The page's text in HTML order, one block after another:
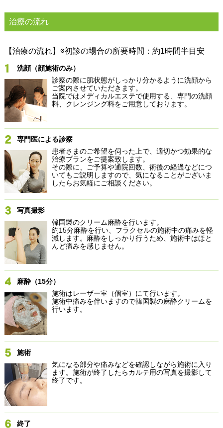
治療の流れ
【治療の流れ】※初診の場合の所要時間：約1時間半目安
洗顔（顔施術のみ）
診察の際に肌状態がしっかり分かるように洗顔から
ご案内させていただきます。
当院ではメディカルエステで使用する、専門の洗顔
料、クレンジング料をご用意しております。
専門医による診察
患者さまのご希望を伺った上で、適切かつ効果的な
治療プランをご提案致します。
その際に、ご予算や通院回数、術後の経過などにつ
いてもご説明しますので、気になることがございま
したらお気軽にご相談ください。
写真撮影
韓国製のクリーム麻酔を行います。
約15分麻酔を行い、フラクセルの施術中の痛みを軽
減します。麻酔をしっかり行うため、施術中はほと
んど痛みを感じません。
麻酔（15分）
施術はレーザー室（個室）にて行います。
施術中痛みを伴いますので韓国製の麻酔クリームを
行います。
施術
気になる部分や痛みなどを確認しながら施術に入り
ます。施術が終了したらカルテ用の写真を撮影して
終了です。
終了